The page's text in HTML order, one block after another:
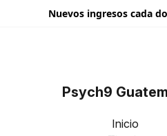
Nuevos ingresos cada
Psych9
Inicio